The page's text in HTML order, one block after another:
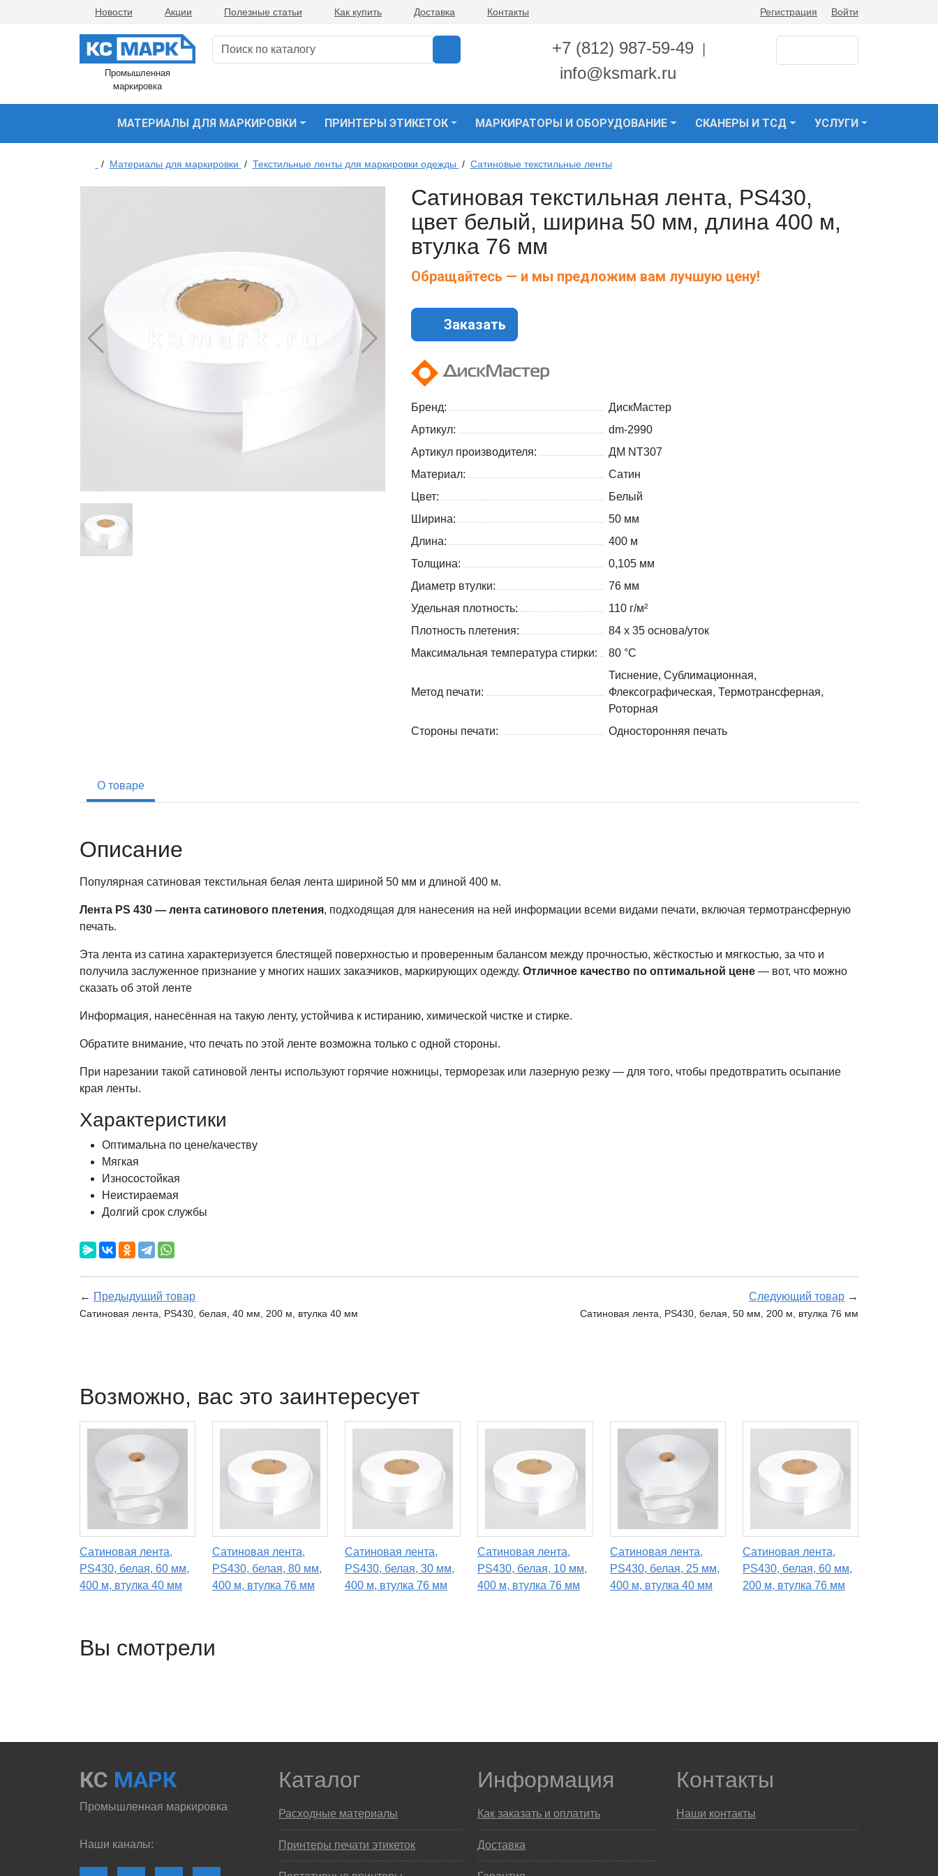
Новости Акции Полезные статьи Как купить Доставка Контакты Регистрация Войти
Промышленная
маркировка
+7 (812) 987-59-49
info@ksmark.ru
МАТЕРИАЛЫ ДЛЯ МАРКИРОВКИ ПРИНТЕРЫ ЭТИКЕТОК МАРКИРАТОРЫ И ОБОРУДОВАНИЕ СКАНЕРЫ И ТСД УСЛУГИ
/ Материалы для маркировки / Текстильные ленты для маркировки одежды / Сатиновые текстильные ленты
Сатиновая текстильная лента, PS430,
цвет белый, ширина 50 мм, длина 400 м,
втулка 76 мм
Обращайтесь — и мы предложим вам лучшую цену!
Заказать
Бренд:
ДискМастер
Артикул:
dm-2990
Артикул производителя:
ДМ NT307
Материал:
Сатин
Цвет:
Белый
Ширина:
50 мм
Длина:
400 м
Толщина:
0,105 мм
Диаметр втулки:
76 мм
Удельная плотность:
110 г/м²
Плотность плетения:
84 х 35 основа/уток
Максимальная температура стирки:
80 °C
Метод печати:
Тиснение, Сублимационная,
Флексографическая, Термотрансферная,
Роторная
Стороны печати:
Односторонняя печать
О товаре
Описание
Популярная сатиновая текстильная белая лента шириной 50 мм и длиной 400 м.
Лента PS 430 — лента сатинового плетения, подходящая для нанесения на ней информации всеми видами печати, включая термотрансферную
печать.
Эта лента из сатина характеризуется блестящей поверхностью и проверенным балансом между прочностью, жёсткостью и мягкостью, за что и
получила заслуженное признание у многих наших заказчиков, маркирующих одежду. Отличное качество по оптимальной цене — вот, что можно
сказать об этой ленте
Информация, нанесённая на такую ленту, устойчива к истиранию, химической чистке и стирке.
Обратите внимание, что печать по этой ленте возможна только с одной стороны.
При нарезании такой сатиновой ленты используют горячие ножницы, терморезак или лазерную резку — для того, чтобы предотвратить осыпание
края ленты.
Характеристики
Оптимальна по цене/качеству
Мягкая
Износостойкая
Неистираемая
Долгий срок службы
← Предыдущий товар
Сатиновая лента, PS430, белая, 40 мм, 200 м, втулка 40 мм
Следующий товар →
Сатиновая лента, PS430, белая, 50 мм, 200 м, втулка 76 мм
Возможно, вас это заинтересует
Сатиновая лента,
PS430, белая, 60 мм,
400 м, втулка 40 мм
Сатиновая лента,
PS430, белая, 80 мм,
400 м, втулка 76 мм
Сатиновая лента,
PS430, белая, 30 мм,
400 м, втулка 76 мм
Сатиновая лента,
PS430, белая, 10 мм,
400 м, втулка 76 мм
Сатиновая лента,
PS430, белая, 25 мм,
400 м, втулка 40 мм
Сатиновая лента,
PS430, белая, 60 мм,
200 м, втулка 76 мм
Вы смотрели
КС МАРК
Промышленная маркировка
Наши каналы:
Каталог
Расходные материалы
Принтеры печати этикеток
Информация
Как заказать и оплатить
Доставка
Контакты
Наши контакты